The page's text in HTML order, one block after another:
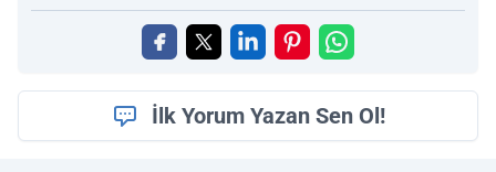
İlk Yorum Yazan Sen Ol!